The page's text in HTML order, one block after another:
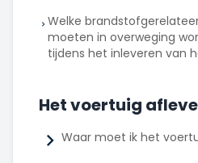
Welke
moeten in overweging
tijdens het inleveren van
Het voertuig
Waar moet ik het